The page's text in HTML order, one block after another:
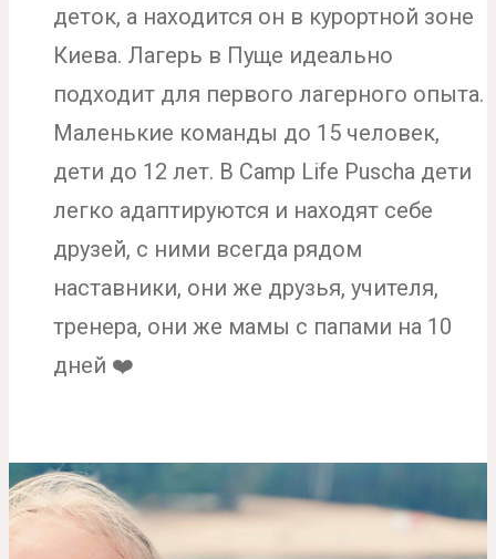
деток, а находится он в курортной зоне
Киева. Лагерь в Пуще идеально
подходит для первого лагерного опыта.
Маленькие команды до 15 человек,
дети до 12 лет. В Camp Life Puscha дети
легко адаптируются и находят себе
друзей, с ними всегда рядом
наставники, они же друзья, учителя,
тренера, они же мамы с папами на 10
дней ❤️